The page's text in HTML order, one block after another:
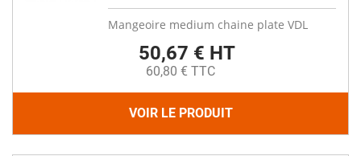
Mangeoire medium chaine plate VDL
50,67 € HT
60,80 € TTC
VOIR LE PRODUIT